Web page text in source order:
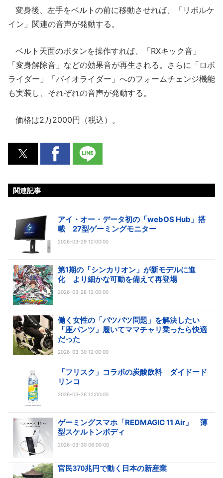
変身後、左手をベルトの前に移動させれば、「リボルケ
イン」関連の音声が発動する。
ベルト天面のボタンを操作すれば、「RXキック音」
「変身解除音」などの効果音が再生される。さらに「ロボ
ライダー」「バイオライダー」へのフォームチェンジ機能
も実装し、それぞれの音声が発動する。
価格は2万2000円（税込）。
関連記事
アイ・オー・データ初の「webOS Hub」搭
載 27型ゲーミングモニター
2026-03-29 12:00:00
第1期の「シンカリオン」が新モデルに進
化 より細かな可動を備えて再登場
2026-03-28 12:00:00
働く女性の「パツパツ問題」を解決したい
「座パンツ」履いてママチャリ乗ったら快適
だった
2026-03-30 12:00:00
「フリスク」コラボの炭酸飲料 ダイドード
リンコ
2026-03-26 12:00:00
ゲーミングスマホ「REDMAGIC 11 Air」 薄
型スケルトンボディ
2026-03-30 06:00:00